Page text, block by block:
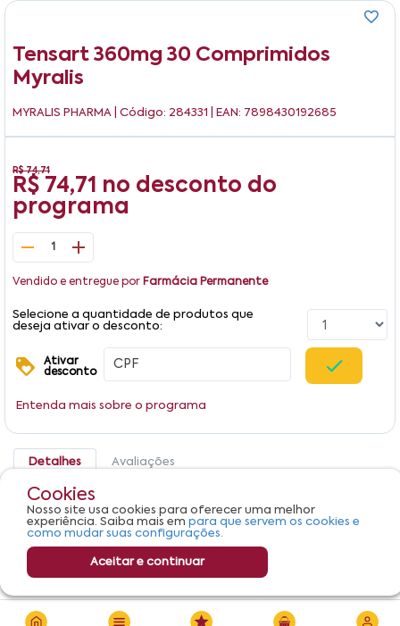
Tensart 360mg 30 Comprimidos
Myralis
MYRALIS PHARMA | Código: 284331 | EAN: 7898430192685
R$ 74,71
R$ 74,71 no desconto do
programa
1
Vendido e entregue por Farmácia Permanente
Selecione a quantidade de produtos que
deseja ativar o desconto:
Ativar
desconto
Entenda mais sobre o programa
Detalhes Avaliações
Produto não apresenta descrição.
Cookies
Nosso site usa cookies para oferecer uma melhor
experiência. Saiba mais em para que servem os cookies e
como mudar suas configurações.
Aceitar e continuar